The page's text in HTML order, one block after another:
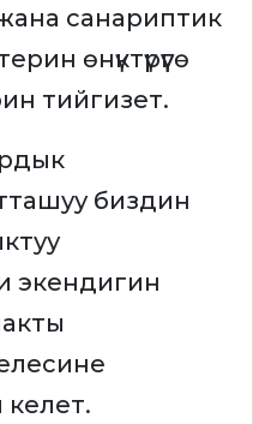
санариптик
өнүктүрүүгө
тийгизет.
биздин
экендигин
келет.